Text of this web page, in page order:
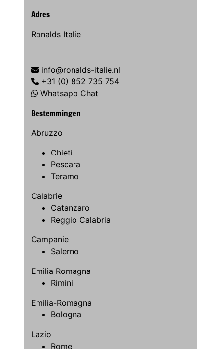
Adres
Ronalds Italie
info@ronalds-italie.nl
+31 (0) 852 735 754
Whatsapp Chat
Bestemmingen
Abruzzo
Chieti
Pescara
Teramo
Calabrie
Catanzaro
Reggio Calabria
Campanie
Salerno
Emilia Romagna
Rimini
Emilia-Romagna
Bologna
Lazio
Rome